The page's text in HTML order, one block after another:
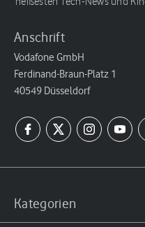
Anschrift
Vodafone GmbH
Ferdinand-Braun-Platz 1
40549 Düsseldorf
Kategorien